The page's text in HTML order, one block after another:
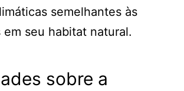
semelhantes às
em seu habitat natural.
sobre a